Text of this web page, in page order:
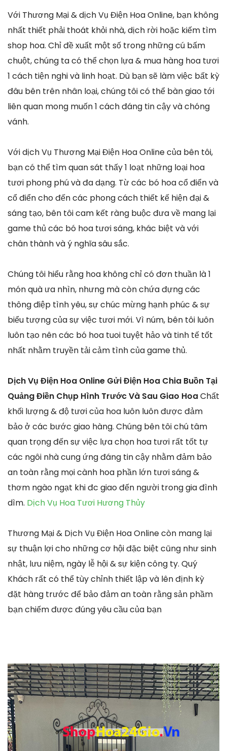
Với Thương Mại & dịch Vụ Điện Hoa Online, bạn không
nhất thiết phải thoát khỏi nhà, dịch rời hoặc kiếm tìm
shop hoa. Chỉ đề xuất một số trong những cú bấm
chuột, chúng ta có thể chọn lựa & mua hàng hoa tươi
1 cách tiện nghi và linh hoạt. Dù bạn sẽ làm việc bất kỳ
đâu bên trên nhân loại, chúng tôi có thể bàn giao tới
liên quan mong muốn 1 cách đáng tin cậy và chóng
vánh.
Với dịch Vụ Thương Mại Điện Hoa Online của bên tôi,
bạn có thể tìm quan sát thấy 1 loạt những loại hoa
tươi phong phú và đa dạng. Từ các bó hoa cổ điển và
cổ điển cho đến các phong cách thiết kế hiện đại &
sáng tạo, bên tôi cam kết ràng buộc đưa về mang lại
game thủ các bó hoa tươi sáng, khác biệt và với
chân thành và ý nghĩa sâu sắc.
Chúng tôi hiểu rằng hoa không chỉ có đơn thuần là 1
món quà ưa nhìn, nhưng mà còn chứa đựng các
thông điệp tình yêu, sự chúc mừng hạnh phúc & sự
biểu tượng của sự việc tươi mới. Vì núm, bên tôi luôn
luôn tạo nên các bó hoa tuoi tuyệt hảo và tinh tế tốt
nhất nhằm truyền tải cảm tình của game thủ.
Dịch Vụ Điện Hoa Online Gửi Điện Hoa Chia Buồn Tại
Quảng Điền Chụp Hình Trước Và Sau Giao HoaChất
khối lượng & độ tươi của hoa luôn luôn được đảm
bảo ở các bước giao hàng. Chúng bên tôi chú tâm
quan trọng đến sự việc lựa chọn hoa tươi rất tốt tự
các ngôi nhà cung ứng đáng tin cậy nhằm đảm bảo
an toàn rằng mọi cành hoa phần lớn tươi sáng &
thơm ngào ngạt khi đc giao đến người trong gia đình
dìm. Dịch Vụ Hoa Tươi Hương Thủy
Thương Mại & Dịch Vụ Điện Hoa Online còn mang lại
sự thuận lợi cho những cơ hội đặc biệt cũng như sinh
nhật, lưu niệm, ngày lễ hội & sự kiện công ty. Quý
Khách rất có thể tùy chỉnh thiết lập và lên định kỳ
đặt hàng trước để bảo đảm an toàn rằng sản phầm
bạn chiếm được đúng yêu cầu của bạn